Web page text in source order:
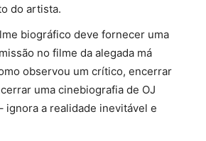
do artista.
biográfico deve fornecer uma
no filme da alegada má
observou um crítico, encerrar
uma cinebiografia de OJ
ignora a realidade inevitável e